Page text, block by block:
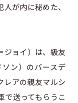
が内に秘めた、
ジョイ）は、級友
ン）のバースデ
レアの親友マルシ
で送ってもらうこ